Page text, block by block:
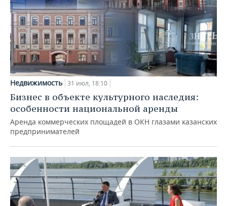
Недвижимость 31 июл, 18:10
Бизнес в объекте культурного наследия:
особенности национальной аренды
Аренда коммерческих площадей в ОКН глазами казанских
предпринимателей